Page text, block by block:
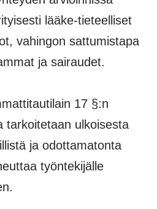
lääke-tieteelliset
vahingon sattumistapa
ja sairaudet.
17 §:n
tarkoitetaan ulkoisesta
ja odottamatonta
työntekijälle